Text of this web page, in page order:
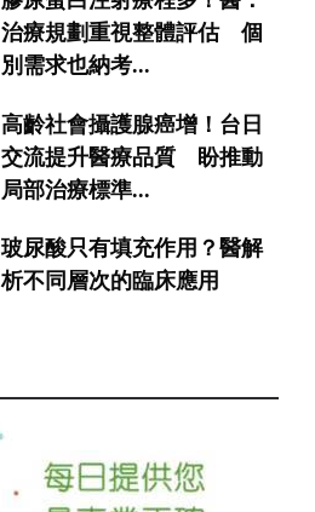
治療規劃重視整體評估 個
別需求也納考...
高齡社會攝護腺癌增！台日
交流提升醫療品質 盼推動
局部治療標準...
玻尿酸只有填充作用？醫解
析不同層次的臨床應用